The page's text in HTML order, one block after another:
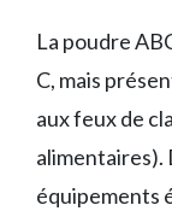
La poudre
C, mais
aux feux de
alimentaires).
équipements